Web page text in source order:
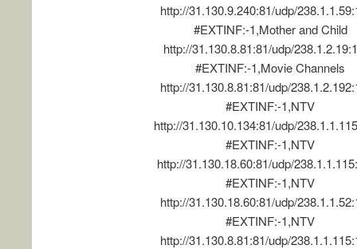
http://31.130.9.240:81/udp/
#EXTINF:-1,Mother and Child
http://31.130.8.81:81/udp/
#EXTINF:-1,Movie Channels
http://31.130.8.81:81/udp/
#EXTINF:-1,NTV
http://31.130.10.134:81/udp/
#EXTINF:-1,NTV
http://31.130.18.60:81/udp/
#EXTINF:-1,NTV
http://31.130.18.60:81/udp/
#EXTINF:-1,NTV
http://31.130.8.81:81/udp/